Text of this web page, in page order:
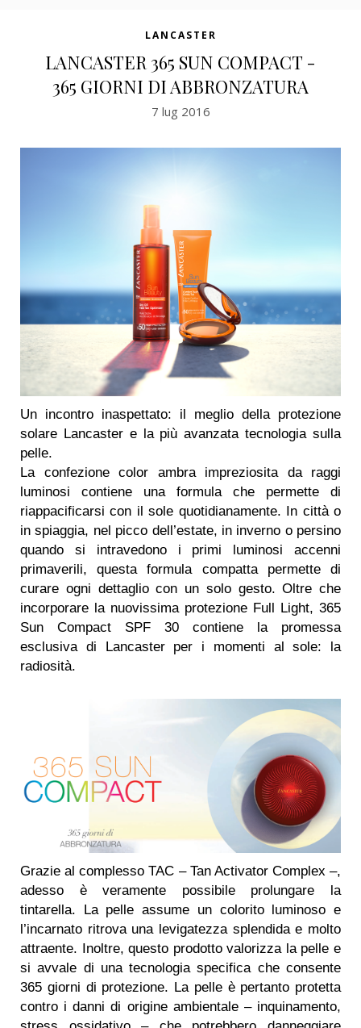
LANCASTER
LANCASTER 365 SUN COMPACT -
365 GIORNI DI ABBRONZATURA
7 lug 2016
Un incontro inaspettato: il meglio della protezione
solare Lancaster e la più avanzata tecnologia sulla
pelle.
La confezione color ambra impreziosita da raggi
luminosi contiene una formula che permette di
riappacificarsi con il sole quotidianamente. In città o
in spiaggia, nel picco dell’estate, in inverno o persino
quando si intravedono i primi luminosi accenni
primaverili, questa formula compatta permette di
curare ogni dettaglio con un solo gesto. Oltre che
incorporare la nuovissima protezione Full Light, 365
Sun Compact SPF 30 contiene la promessa
esclusiva di Lancaster per i momenti al sole: la
radiosità.
Grazie al complesso TAC – Tan Activator Complex –,
adesso è veramente possibile prolungare la
tintarella. La pelle assume un colorito luminoso e
l’incarnato ritrova una levigatezza splendida e molto
attraente. Inoltre, questo prodotto valorizza la pelle e
si avvale di una tecnologia specifica che consente
365 giorni di protezione. La pelle è pertanto protetta
contro i danni di origine ambientale – inquinamento,